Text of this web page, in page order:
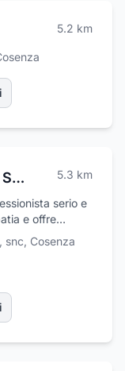
5.2 km
Sensitivo Cartomante Studio Francesco 5.3 km
serio e
e offre
di
snc, Cosenza